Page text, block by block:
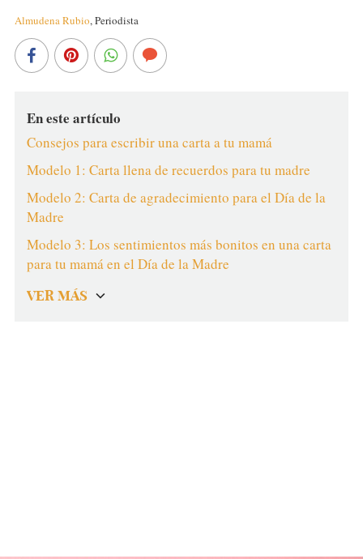
Almudena Rubio,Periodista
En este artículo
Consejos para escribir una carta a tu mamá
Modelo 1: Carta llena de recuerdos para tu madre
Modelo 2: Carta de agradecimiento para el Día de la
Madre
Modelo 3: Los sentimientos más bonitos en una carta
para tu mamá en el Día de la Madre